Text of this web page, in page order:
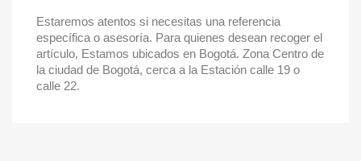
Estaremos atentos si necesitas una referencia
específica o asesoría. Para quienes desean recoger el
artículo, Estamos ubicados en Bogotá. Zona Centro de
la ciudad de Bogotá, cerca a la Estación calle 19 o
calle 22.